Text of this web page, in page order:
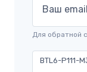
Ваш email
Для обратной